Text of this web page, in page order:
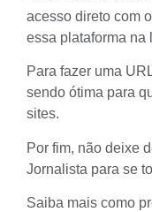
acesso direto com
essa plataforma na
Para fazer uma
sendo ótima para
sites.
Por fim, não deixe
Jornalista para se
Saiba mais como